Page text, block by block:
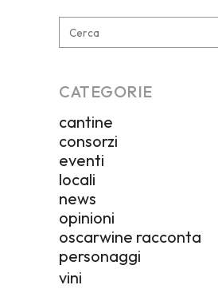
CATEGORIE
cantine
consorzi
eventi
locali
news
opinioni
oscarwine racconta
personaggi
vini